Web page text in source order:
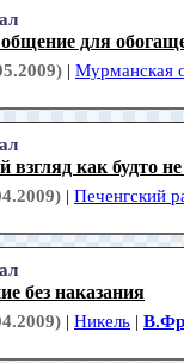
для
| Мурманская
как будто
| Печенгский
без наказания
| Никель |